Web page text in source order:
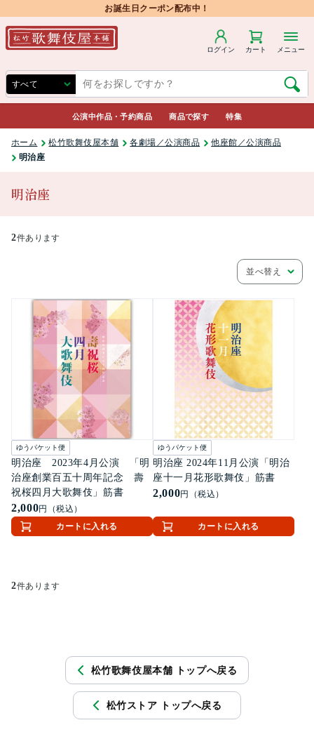
お誕生日クーポン配布中！
ログイン カート メニュー
公演中作品・予約商品 商品で探す 特集
ホーム 松竹歌舞伎屋本舗 各劇場／公演商品
他座館／公演商品
明治座
明治座
2件あります
並べ替え
ゆうパケット便
明治座 2023年4月公演 「明
治座創業百五十周年記念 壽
祝桜四月大歌舞伎」筋書
2,000円（税込）
カートに入れる
ゆうパケット便
明治座 2024年11月公演「明治
座十一月花形歌舞伎」筋書
2,000円（税込）
カートに入れる
2件あります
松竹歌舞伎屋本舗 トップへ戻る
松竹ストア トップへ戻る